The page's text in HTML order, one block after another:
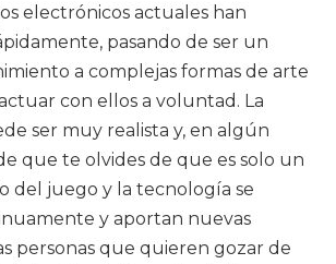
electrónicos actuales han
pasando de ser un
a complejas formas de arte
con ellos a voluntad. La
ser muy realista y, en algún
que te olvides de que es solo un
del juego y la tecnología se
y aportan nuevas
personas que quieren gozar de